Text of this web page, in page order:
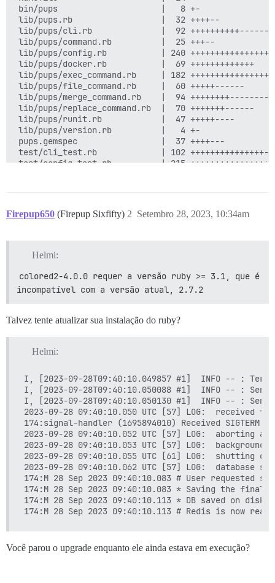
Firepup650 (Firepup Sixfifty) Setembro 28, 2023, 10:34am
2
Helmi:
colored2-4.0.0 requer a versão ruby >= 3.1, que é
incompatível com a versão atual, 2.7.2
Talvez tente atualizar sua instalação do ruby?
Helmi:
I, [2023-09-28T09:40:10.049857 #1]  INFO -- :
I, [2023-09-28T09:40:10.050088 #1]  INFO -- :
I, [2023-09-28T09:40:10.050130 #1]  INFO -- :
2023-09-28 09:40:10.050 UTC [57] LOG:  received
174:signal-handler (1695894010) Received SIGTERM
2023-09-28 09:40:10.052 UTC [57] LOG:  aborting
2023-09-28 09:40:10.053 UTC [57] LOG:
2023-09-28 09:40:10.055 UTC [61] LOG:  shutting
2023-09-28 09:40:10.062 UTC [57] LOG:  database
174:M 28 Sep 2023 09:40:10.083 # User requested
174:M 28 Sep 2023 09:40:10.083 * Saving the final
174:M 28 Sep 2023 09:40:10.113 * DB saved on disk
Você parou o upgrade enquanto ele ainda estava em execução?